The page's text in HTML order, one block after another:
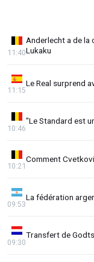
Anderlecht a de la
Lukaku
11:40
Le Real surprend
11:15
"Le Standard est
10:46
Comment
10:21
La fédération
09:53
Transfert de
09:30